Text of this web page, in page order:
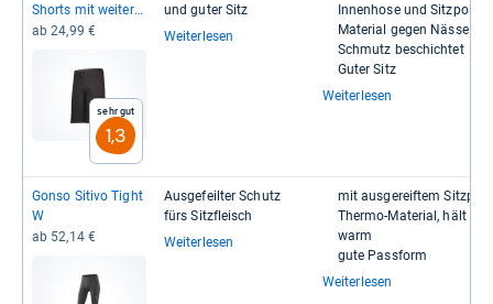
Shorts mit wei­ter
Pass­form und
ab 24,99 €
Sehr gut
1,3
und guter Sitz
Weiterlesen
Innen­hose und
Mate­rial gegen Nässe
Schmutz beschich­tet
Guter Sitz
Weiterlesen
Gonso Sitivo Tight
W
ab 52,14 €
Aus­ge­feil­ter Schutz
fürs Sitz­fleisch
Weiterlesen
mit aus­ge­reif­tem
Thermo-​​Mate­rial, hält gut
warm
gute Pass­form
Weiterlesen